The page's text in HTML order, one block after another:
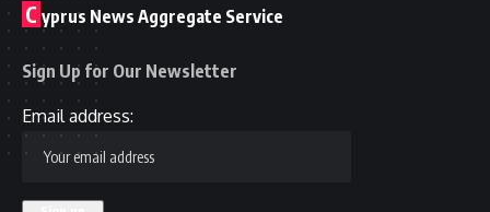
C yprus News Aggregate Service
Sign Up for Our Newsletter
Email address: